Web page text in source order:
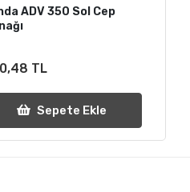
ADV 350 Sol Cep
TL
Sepete Ekle